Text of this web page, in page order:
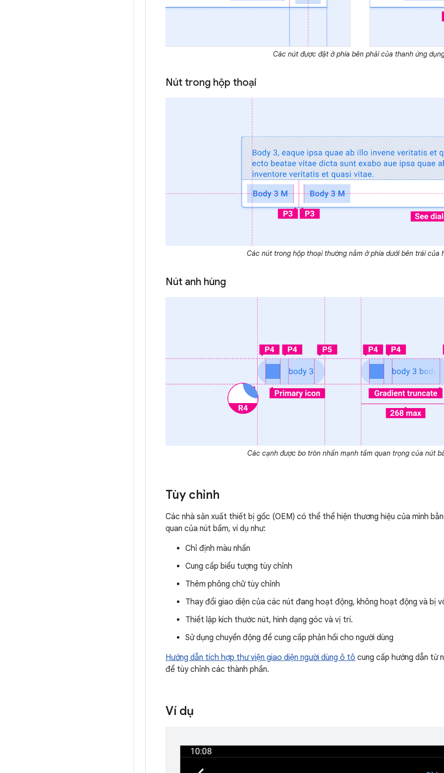
Các nút được đặt ở phía bên phải của thanh ứng
Nút trong hộp thoại
Các nút trong hộp thoại thường nằm ở phía dưới bên trái của
Nút anh hùng
Các cạnh được bo tròn nhấn mạnh tầm quan trọng của nút
Tùy chỉnh
Các nhà sản xuất thiết bị gốc (OEM) có thể thể hiện thương hiệu của mình
quan của nút bấm, ví dụ như:
Chỉ định màu nhấn
Cung cấp biểu tượng tùy chỉnh
Thêm phông chữ tùy chỉnh
Thay đổi giao diện của các nút đang hoạt động, không hoạt động và bị
Thiết lập kích thước nút, hình dạng góc và vị trí.
Sử dụng chuyển động để cung cấp phản hồi cho người dùng
Hướng dẫn tích hợp thư viện giao diện người dùng ô tô cung cấp hướng dẫn từ
để tùy chỉnh các thành phần.
Ví dụ